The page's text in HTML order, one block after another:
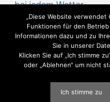
bei jedem Wetter
Weiterlesen »
GUTE SCHUHE -
WEBGESTALTUNG
„Diese Website
Funktionen für den
Informationen dazu und zu
Sie in unserer
Klicken Sie auf „Ich stimme
oder „Ablehnen“ um nicht
Ich stimme zu